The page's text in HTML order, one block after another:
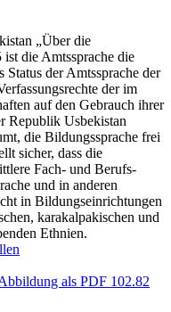
„Über die
die Amtssprache die
Status der Amtssprache der
der im
auf den Gebrauch ihrer
Republik Usbekistan
die Bildungssprache frei
sicher, dass die
Fach- und Berufs-
und in anderen
in Bildungseinrichtungen
karakalpakischen und
Ethnien.
als PDF 102.82